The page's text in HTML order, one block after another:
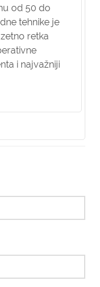
od 50 do
tehnike je
retka
i najvažniji